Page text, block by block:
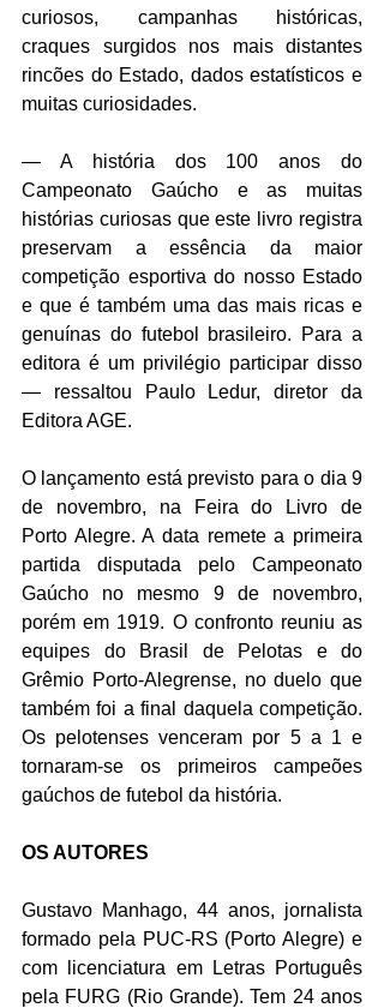
curiosos, campanhas históricas,
craques surgidos nos mais distantes
rincões do Estado, dados estatísticos e
muitas curiosidades.
— A história dos 100 anos do
Campeonato Gaúcho e as muitas
histórias curiosas que este livro registra
preservam a essência da maior
competição esportiva do nosso Estado
e que é também uma das mais ricas e
genuínas do futebol brasileiro. Para a
editora é um privilégio participar disso
— ressaltou Paulo Ledur, diretor da
Editora AGE.
O lançamento está previsto para o dia 9
de novembro, na Feira do Livro de
Porto Alegre. A data remete a primeira
partida disputada pelo Campeonato
Gaúcho no mesmo 9 de novembro,
porém em 1919. O confronto reuniu as
equipes do Brasil de Pelotas e do
Grêmio Porto-Alegrense, no duelo que
também foi a final daquela competição.
Os pelotenses venceram por 5 a 1 e
tornaram-se os primeiros campeões
gaúchos de futebol da história.
OS AUTORES
Gustavo Manhago, 44 anos, jornalista
formado pela PUC-RS (Porto Alegre) e
com licenciatura em Letras Português
pela FURG (Rio Grande). Tem 24 anos